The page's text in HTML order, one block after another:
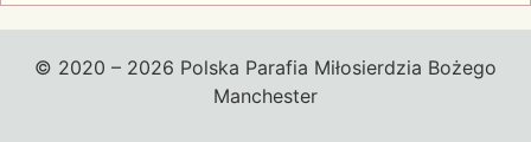
© 2020 – 2026 Polska Parafia Miłosierdzia Bożego
Manchester